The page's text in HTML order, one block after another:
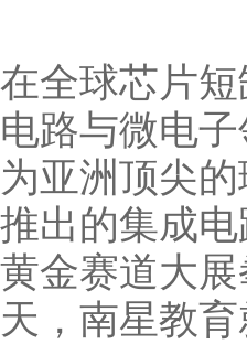
在全球芯片
电路与微电
为亚洲顶尖
推出的集成
黄金赛道大
天，南星教